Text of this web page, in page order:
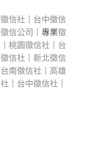
信社
台中徵信
徵信公司 ｜專業徵
｜桃園徵信社
台
信社 ｜新北徵信
台南徵信社
高雄
台中徵信社